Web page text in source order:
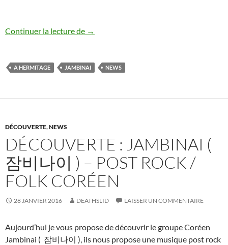
Continuer la lecture de Jambinai ( 잠비나이 ) : Nouvel album
→
A HERMITAGE JAMBINAI NEWS
DÉCOUVERTE,NEWS
DÉCOUVERTE : JAMBINAI (
잠비나이 ) – POST ROCK /
FOLK CORÉEN
28 JANVIER 2016 DEATHSLID LAISSER UN COMMENTAIRE
Aujourd’hui je vous propose de découvrir le groupe Coréen
Jambinai ( 잠비나이 ), ils nous propose une musique post rock